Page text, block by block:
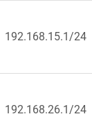
192.168.15.1/24
192.168.26.1/24